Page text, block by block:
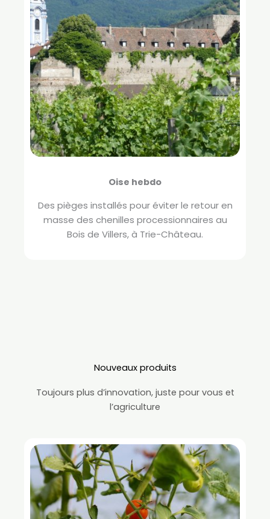
Oise hebdo
Des pièges installés pour éviter le retour en
masse des chenilles processionnaires au
Bois de Villers, à Trie-Château.
Nouveaux produits
Toujours plus d’innovation, juste pour vous et
l’agriculture